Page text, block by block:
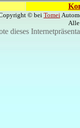
© bei Tomei
Alle
dieses